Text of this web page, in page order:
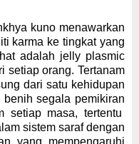
kuno menawarkan
karma ke tingkat yang
adalah jelly plasmic
setiap orang. Tertanam
dari satu kehidupan
benih segala pemikiran
setiap masa, tertentu
sistem saraf dengan
yang mempengaruhi